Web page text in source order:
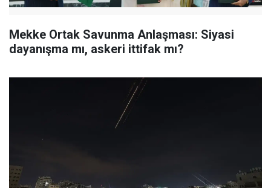
Mekke Ortak Savunma Anlaşması: Siyasi
dayanışma mı, askeri ittifak mı?